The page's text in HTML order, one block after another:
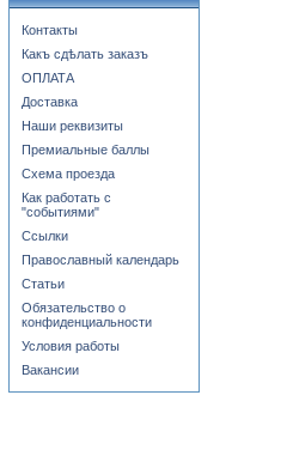
Контакты
Какъ сдѣлать заказъ
ОПЛАТА
Доставка
Наши реквизиты
Премиальные баллы
Схема проезда
Как работать с
"событиями"
Ссылки
Православный календарь
Статьи
Обязательство о
конфиденциальности
Условия работы
Вакансии